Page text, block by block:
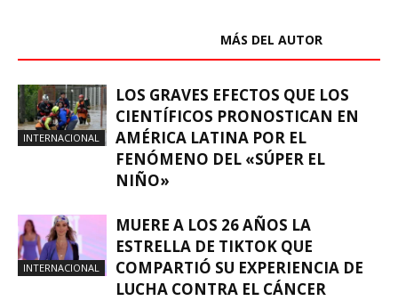
MÁS DEL AUTOR
INTERNACIONAL
LOS GRAVES EFECTOS QUE LOS
CIENTÍFICOS PRONOSTICAN EN
AMÉRICA LATINA POR EL
FENÓMENO DEL «SÚPER EL
NIÑO»
INTERNACIONAL
MUERE A LOS 26 AÑOS LA
ESTRELLA DE TIKTOK QUE
COMPARTIÓ SU EXPERIENCIA DE
LUCHA CONTRA EL CÁNCER